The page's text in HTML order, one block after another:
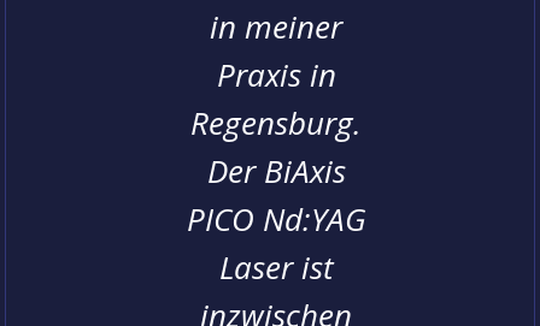
in meiner
Praxis in
Regensburg.
Der BiAxis
PICO Nd:YAG
Laser ist
inzwischen